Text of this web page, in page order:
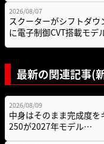
2026/08/07
スクーターがシフトダ
に電子制御CVT搭載モ
最新の関連記事(
2026/08/09
中身はそのまま完成度
250が2027年モデル…